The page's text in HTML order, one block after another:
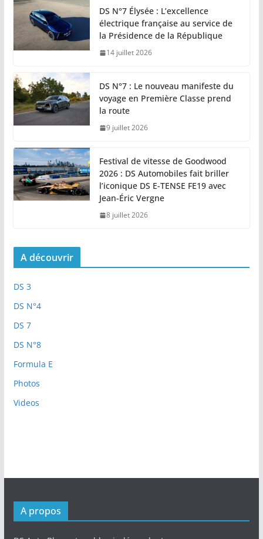
DS N°7 Élysée : L’excellence
électrique française au service de
la Présidence de la République
14 juillet 2026
DS N°7 : Le nouveau manifeste du
voyage en Première Classe prend
la route
9 juillet 2026
Festival de vitesse de Goodwood
2026 : DS Automobiles fait briller
l’iconique DS E-TENSE FE19 avec
Jean-Éric Vergne
8 juillet 2026
A découvrir
DS 3
DS N°4
DS 7
DS N°8
Formula E
Photos
Videos
A propos